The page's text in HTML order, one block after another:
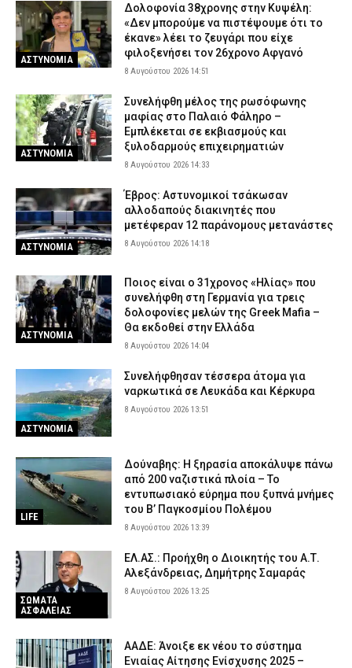
Τι μπορεί και τι δεν μπορεί να ζητήσει ένας ιδιοκτήτης από τον
ενοικιαστή – Όσα πρέπει να γνωρίζετε
CAPITAL 8 Αυγούστου 2026 08:14
Ρομά με πατίνια προσποιούνταν τα ζευγάρια και «ρήμαζαν»
ΑΣΤΥΝΟΜΙΑ 8 Αυγούστου 2026 08:01
ΑΣΤΥΝΟΜΙΑ
Δολοφονία 38χρονης στην Κυψέλη:
«Δεν μπορούμε να πιστέψουμε ότι το
έκανε» λέει το ζευγάρι που είχε
φιλοξενήσει τον 26χρονο Αφγανό
8 Αυγούστου 2026 14:51
ΑΣΤΥΝΟΜΙΑ
Συνελήφθη μέλος της ρωσόφωνης
μαφίας στο Παλαιό Φάληρο –
Εμπλέκεται σε εκβιασμούς και
ξυλοδαρμούς επιχειρηματιών
8 Αυγούστου 2026 14:33
ΑΣΤΥΝΟΜΙΑ
Έβρος: Αστυνομικοί τσάκωσαν
αλλοδαπούς διακινητές που
μετέφεραν 12 παράνομους μετανάστες
8 Αυγούστου 2026 14:18
ΑΣΤΥΝΟΜΙΑ
Ποιος είναι ο 31χρονος «Ηλίας» που
συνελήφθη στη Γερμανία για τρεις
δολοφονίες μελών της Greek Mafia –
Θα εκδοθεί στην Ελλάδα
8 Αυγούστου 2026 14:04
ΑΣΤΥΝΟΜΙΑ
Συνελήφθησαν τέσσερα άτομα για
ναρκωτικά σε Λευκάδα και Κέρκυρα
8 Αυγούστου 2026 13:51
LIFE
Δούναβης: Η ξηρασία αποκάλυψε πάνω
από 200 ναζιστικά πλοία – Το
εντυπωσιακό εύρημα που ξυπνά μνήμες
του Β’ Παγκοσμίου Πολέμου
8 Αυγούστου 2026 13:39
ΣΩΜΑΤΑ
ΑΣΦΑΛΕΙΑΣ
ΕΛ.ΑΣ.: Προήχθη ο Διοικητής του Α.Τ.
Αλεξάνδρειας, Δημήτρης Σαμαράς
8 Αυγούστου 2026 13:25
ΑΑΔΕ: Άνοιξε εκ νέου το σύστημα
Ενιαίας Αίτησης Ενίσχυσης 2025 –